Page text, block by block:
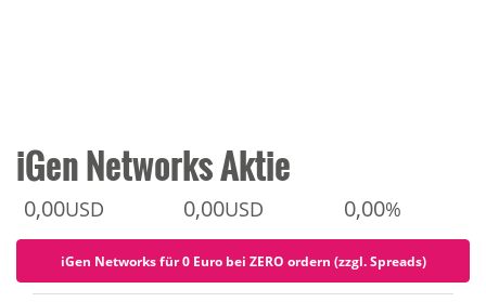
iGen Networks Aktie
0,00USD 0,00USD 0,00%
iGen Networks für 0 Euro bei ZERO ordern (zzgl. Spreads)